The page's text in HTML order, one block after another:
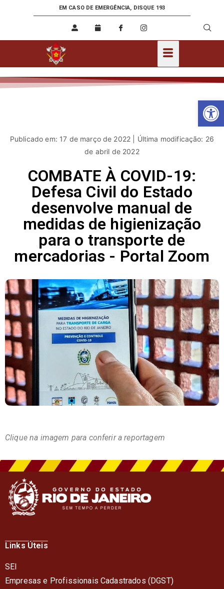
EM CASO DE EMERGÊNCIA, DISQUE 193
Publicado em: 17 de março de 2022 | Última modificação: 26
de abril de 2022
COMBATE À COVID-19:
Defesa Civil do Estado
desenvolve manual de
medidas de higienização
para o transporte de
mercadorias - Portal Zoom
Clique na imagem para conferir a reportagem
Links Úteis
SEI
Empresas e Profissionais Cadastrados (DGST)